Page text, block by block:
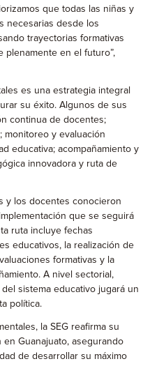
que todas las niñas y
necesarias desde los
trayectorias formativas
plenamente en el futuro”,
es una estrategia integral
su éxito. Algunos de sus
continua de docentes;
monitoreo y evaluación
educativa; acompañamiento y
innovadora y ruta de
y los docentes conocieron
que se seguirá
ruta incluye fechas
educativos, la realización de
formativas y la
A nivel sectorial,
sistema educativo jugará un
política.
la SEG reafirma su
Guanajuato, asegurando
de desarrollar su máximo